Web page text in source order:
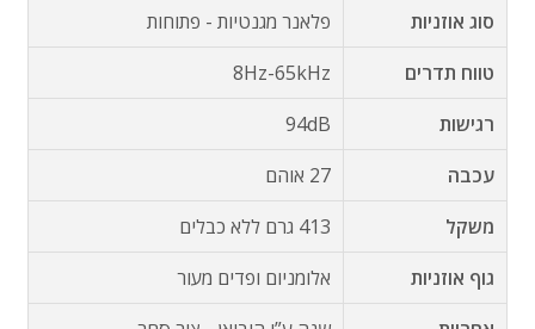
סוג אוזניות
פלאנר מגנטיות - פתוחות
טווח תדרים
8Hz-65kHz
רגישות
94dB
עכבה
27 אוהם
משקל
413 גרם ללא כבלים
גוף אוזניות
אלומניום ופדים מעור